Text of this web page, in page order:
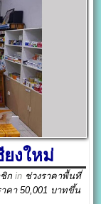
ยงใหม่
ก in ช่วงราคาพื้นที่
คา 50,001 บาทขึ้น